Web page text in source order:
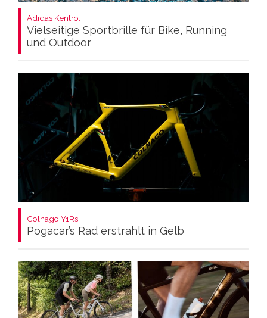
Adidas Kentro:
Vielseitige Sportbrille für Bike, Running
und Outdoor
Colnago Y1Rs:
Pogacar’s Rad erstrahlt in Gelb